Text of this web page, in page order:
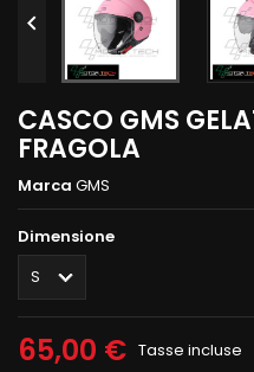

CASCO GMS
FRAGOLA
Marca GMS
Dimensione
65,00 € Tasse incluse